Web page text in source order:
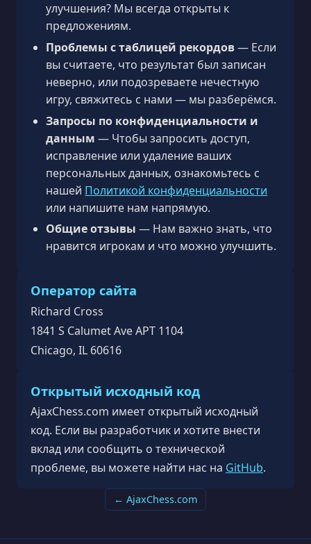
улучшения? Мы всегда открыты к
предложениям.
Проблемы с таблицей рекордов— Если
вы считаете, что результат был записан
неверно, или подозреваете нечестную
игру, свяжитесь с нами — мы разберёмся.
Запросы по конфиденциальности и
данным — Чтобы запросить доступ,
исправление или удаление ваших
персональных данных, ознакомьтесь с
нашей Политикой конфиденциальности
или напишите нам напрямую.
Общие отзывы — Нам важно знать, что
нравится игрокам и что можно улучшить.
Оператор сайта
Richard Cross
1841 S Calumet Ave APT 1104
Chicago, IL 60616
Открытый исходный код
AjaxChess.com имеет открытый исходный
код. Если вы разработчик и хотите внести
вклад или сообщить о технической
проблеме, вы можете найти нас на GitHub.
← AjaxChess.com